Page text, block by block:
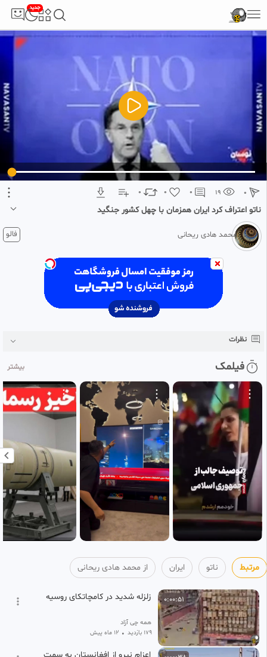
جدید
5
تبلیغ 1 از 2
0 0 0 19 0
ناتو اعتراف کرد ایران همزمان با چهل کشور جنگید
دبیر کل ناتو اعتراف کرد که ناتو عملاً پایگاه ها و خدمات خود را در اختیار آمریکا
قرار داده بود
محمد هادی ریحانی فالو
نظرات
فیلمک بیشتر
مرتبط ناتو ایران از محمد هادی ریحانی
0:00:51 زلزله شدید در کامچاتکای روسیه
همه چی آزاد
179 بازدید • 12 ماه پیش